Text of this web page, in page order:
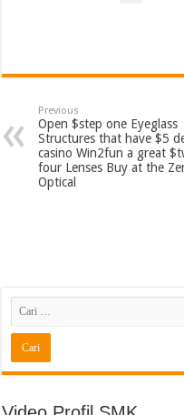
Previous
Open $step one Eyeglass
Structures that have $5
casino Win2fun a great
four Lenses Buy at the
Optical